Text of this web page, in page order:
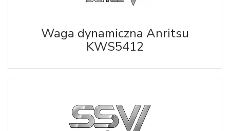
Waga dynamiczna Anritsu
KWS5412